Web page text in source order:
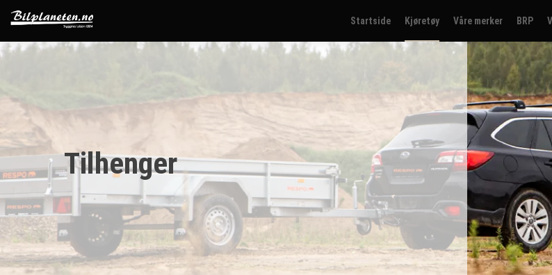
Startside Kjøretøy Våre merker BRP
Tilhenger